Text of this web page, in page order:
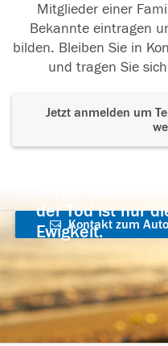
Mitglieder einer
Bekannte eintragen
bilden. Bleiben Sie in
und tragen Sie
Jetzt anmelden um
der Tod ist nur
Ewigkeit.
Kontakt zum
aufnehmen